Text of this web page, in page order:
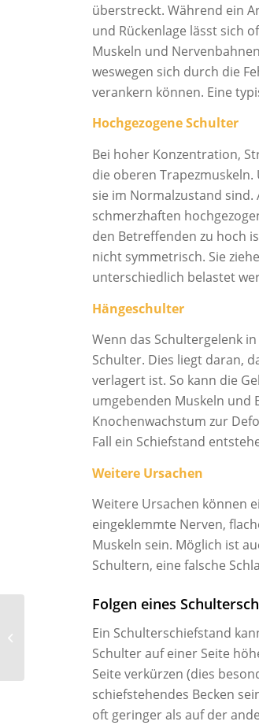
überstreckt. Während ein
und Rückenlage lässt sich
Muskeln und
weswegen sich durch die
verankern können. Eine
Hochgezogene Schulter
Bei hoher Konzentration,
die oberen
sie im Normalzustand
schmerzhaften
den Betreffenden zu hoch
nicht symmetrisch. Sie
unterschiedlich belastet
Hängeschulter
Wenn das Schultergelenk
Schulter. Dies liegt daran,
verlagert ist. So kann die
umgebenden Muskeln und
Knochenwachstum zur
Fall ein Schiefstand
Weitere Ursachen
Weitere Ursachen können
eingeklemmte Nerven,
Muskeln sein. Möglich ist
Schultern, eine falsche
Folgen eines
Ein Schulterschiefstand
Schulter auf einer Seite
Seite verkürzen (dies
schiefstehendes Becken
oft geringer als auf der
Schmerzen im unteren
Rücken: Ursachen und